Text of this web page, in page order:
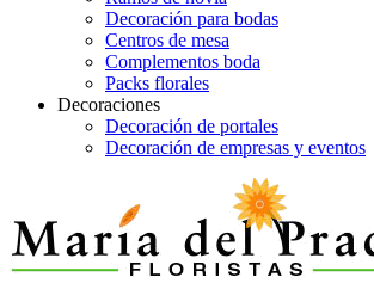
Decoración para bodas
Centros de mesa
Complementos boda
Packs florales
Decoraciones
Decoración de portales
Decoración de empresas y eventos